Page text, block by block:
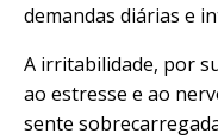
demandas diárias e
A irritabilidade, por
ao estresse e ao
sente